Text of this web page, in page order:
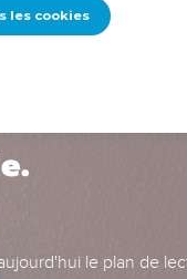
le plan de
les cookies